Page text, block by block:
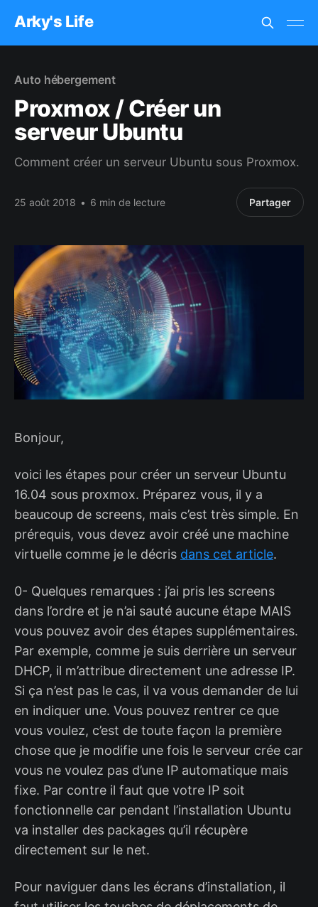
Arky's Life
Auto hébergement
Proxmox / Créer un
serveur Ubuntu
Comment créer un serveur Ubuntu sous Proxmox.
25 août 2018 • 6 min de lecture Partager
Bonjour,
voici les étapes pour créer un serveur Ubuntu
16.04 sous proxmox. Préparez vous, il y a
beaucoup de screens, mais c’est très simple. En
prérequis, vous devez avoir créé une machine
virtuelle comme je le décris dans cet article.
0- Quelques remarques : j’ai pris les screens
dans l’ordre et je n’ai sauté aucune étape MAIS
vous pouvez avoir des étapes supplémentaires.
Par exemple, comme je suis derrière un serveur
DHCP, il m’attribue directement une adresse IP.
Si ça n’est pas le cas, il va vous demander de lui
en indiquer une. Vous pouvez rentrer ce que
vous voulez, c’est de toute façon la première
chose que je modifie une fois le serveur crée car
vous ne voulez pas d’une IP automatique mais
fixe. Par contre il faut que votre IP soit
fonctionnelle car pendant l’installation Ubuntu
va installer des packages qu’il récupère
directement sur le net.
Pour naviguer dans les écrans d’installation, il